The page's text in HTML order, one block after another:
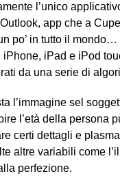
l’unico
app che a
po’ in tutto il
iPad e iPod
da una serie di
l’immagine sel
l’età della persona
certi dettagli e
altre variabili come
perfezione.